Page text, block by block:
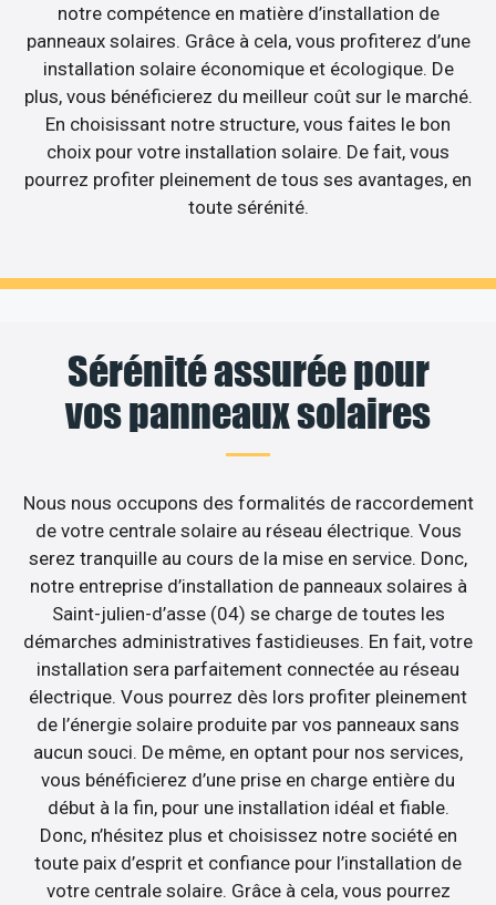
notre compétence en matière d’installation de
panneaux solaires. Grâce à cela, vous profiterez d’une
installation solaire économique et écologique. De
plus, vous bénéficierez du meilleur coût sur le marché.
En choisissant notre structure, vous faites le bon
choix pour votre installation solaire. De fait, vous
pourrez profiter pleinement de tous ses avantages, en
toute sérénité.
Sérénité assurée pour
vos panneaux solaires
Nous nous occupons des formalités de raccordement
de votre centrale solaire au réseau électrique. Vous
serez tranquille au cours de la mise en service. Donc,
notre entreprise d’installation de panneaux solaires à
Saint-julien-d’asse (04) se charge de toutes les
démarches administratives fastidieuses. En fait, votre
installation sera parfaitement connectée au réseau
électrique. Vous pourrez dès lors profiter pleinement
de l’énergie solaire produite par vos panneaux sans
aucun souci. De même, en optant pour nos services,
vous bénéficierez d’une prise en charge entière du
début à la fin, pour une installation idéal et fiable.
Donc, n’hésitez plus et choisissez notre société en
toute paix d’esprit et confiance pour l’installation de
votre centrale solaire. Grâce à cela, vous pourrez